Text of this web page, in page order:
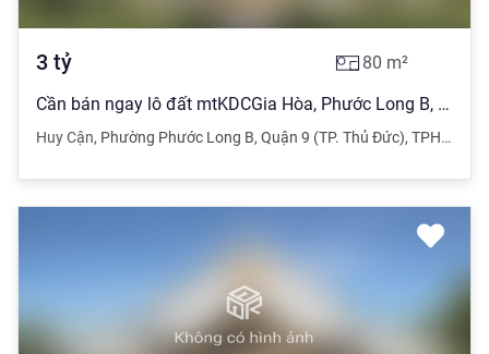
3 tỷ 80 m²
Cần bán ngay lô đất mtKDCGia Hòa, Phước Long B, Quận9,dt 80m2, giá3 tỷ
Huy Cận, Phường Phước Long B, Quận 9 (TP. Thủ Đức), TPHCM